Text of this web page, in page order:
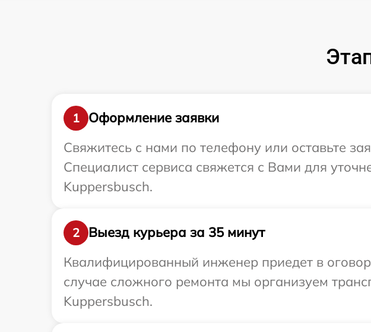
1
Оформление заявки
Свяжитесь с нами по телефону или оставьте
Специалист сервиса свяжется с Вами для
Kuppersbusch.
2
Выезд курьера за 35 минут
Квалифицированный инженер приедет в
случае сложного ремонта мы организуем
Kuppersbusch.